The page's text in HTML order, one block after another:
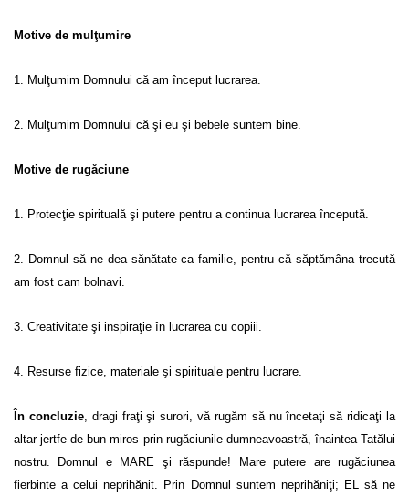
Motive de mulţumire
1. Mulţumim Domnului că am început lucrarea.
2. Mulţumim Domnului că şi eu şi bebele suntem bine.
Motive de rugăciune
1. Protecţie spirituală şi putere pentru a continua lucrarea începută.
2. Domnul să ne dea sănătate ca familie, pentru că săptămâna trecută
am fost cam bolnavi.
3. Creativitate şi inspiraţie în lucrarea cu copiii.
4. Resurse fizice, materiale şi spirituale pentru lucrare.
În concluzie, dragi fraţi şi surori, vă rugăm să nu încetaţi să ridicaţi la
altar jertfe de bun miros prin rugăciunile dumneavoastră, înaintea Tatălui
nostru. Domnul e MARE şi răspunde! Mare putere are rugăciunea
fierbinte a celui neprihănit. Prin Domnul suntem neprihăniţi; EL să ne